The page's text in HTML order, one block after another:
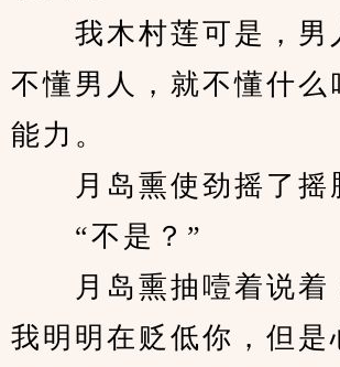
我木村莲可是，男
不懂男人，就不懂什么
能力。
月岛熏使劲摇了摇
“不是？”
月岛熏抽噎着说着
我明明在贬低你，但是